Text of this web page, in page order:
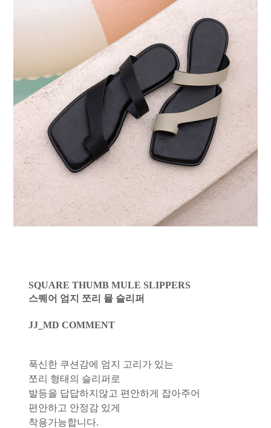
SQUARE THUMB MULE SLIPPERS
스퀘어 엄지 쪼리 뮬 슬리퍼
JJ_MD COMMENT
푹신한 쿠션감에 엄지 고리가 있는
쪼리 형태의 슬리퍼로
발등을 답답하지않고 편안하게 잡아주어
편안하고 안정감 있게
착용가능합니다.